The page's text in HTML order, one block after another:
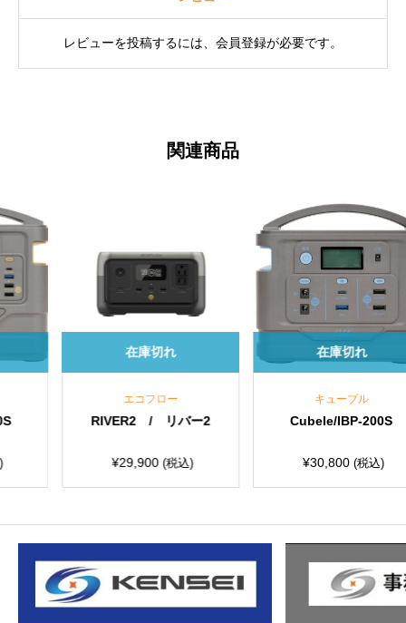
レビューを投稿するには、会員登録が必要です。
関連商品
/ リバー2
キューブル
Cubele/IBP-200S
¥30,800
エコフ
DELTA2 /
¥143,000